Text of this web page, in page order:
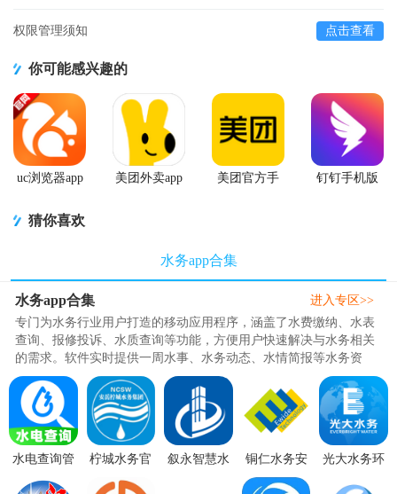
权限管理须知 点击查看
你可能感兴趣的
uc浏览器app
美团外卖app
美团官方手
钉钉手机版
猜你喜欢
水务app合集
水务app合集
专门为水务行业用户打造的移动应用程序，涵盖了水费缴纳、水表
查询、报修投诉、水质查询等功能，方便用户快速解决与水务相关
的需求。软件实时提供一周水事、水务动态、水情简报等水务资
信，也能帮助水务工作者在日常..
进入专区>>
水电查询管
家app官方下
柠城水务官
方版app下载
叙永智慧水
铜仁水务安
卓版1.0.24
光大水务环